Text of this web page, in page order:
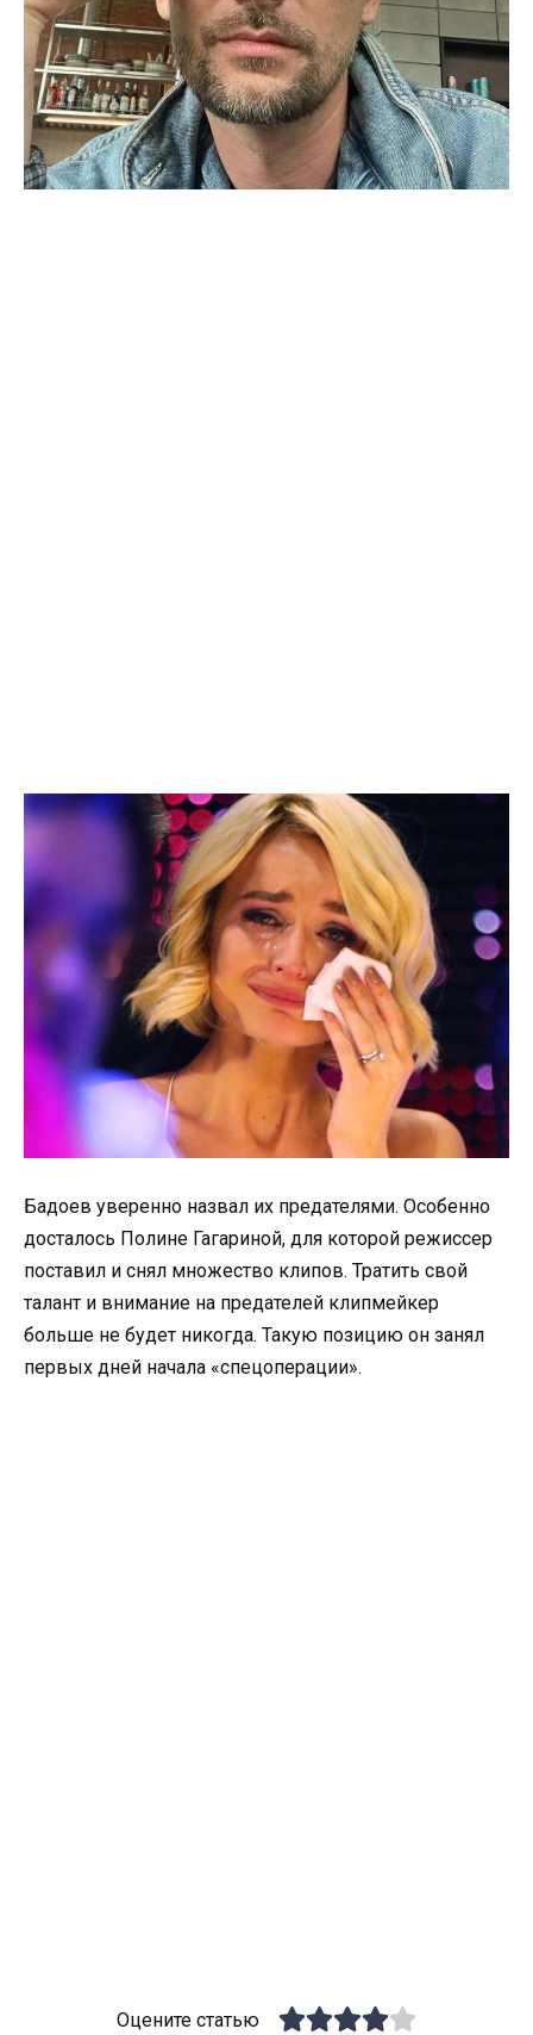
Бадоев уверенно назвал их предателями. Особенно
досталось Полине Гагариной, для которой режиссер
поставил и снял множество клипов. Тратить свой
талант и внимание на предателей клипмейкер
больше не будет никогда. Такую позицию он занял
первых дней начала «спецоперации».
Оцените статью